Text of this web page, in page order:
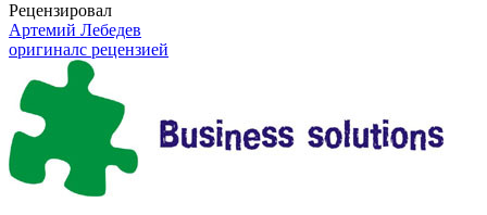
Рецензировал
Артемий Лебедев
оригиналс рецензией